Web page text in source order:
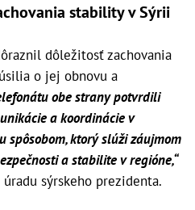
stability v Sýrii
dôležitosť zachovania
o jej obnovu a
obe strany potvrdili
a koordinácie v
spôsobom, ktorý slúži záujmom
a stabilite v regióne,“
sýrskeho prezidenta.